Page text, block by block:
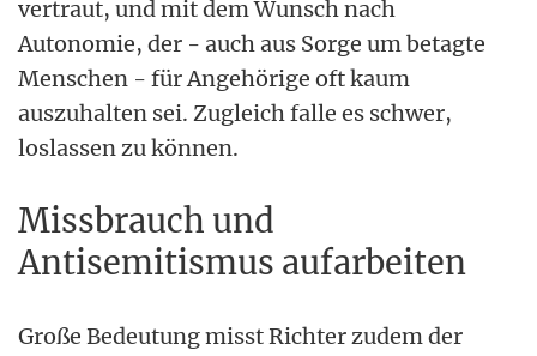
vertraut, und mit dem Wunsch nach
Autonomie, der - auch aus Sorge um betagte
Menschen - für Angehörige oft kaum
auszuhalten sei. Zugleich falle es schwer,
loslassen zu können.
Missbrauch und
Antisemitismus aufarbeiten
Große Bedeutung misst Richter zudem der